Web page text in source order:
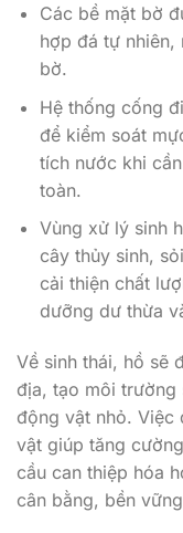
Các bề mặt bờ
hợp đá tự
bờ.
Hệ thống cống
để kiểm soát
tích nước khi
toàn.
Vùng xử lý sinh
cây thủy sinh,
cải thiện chất
dưỡng dư thừa
Về sinh thái, hồ sẽ
địa, tạo môi
động vật nhỏ. Việc
vật giúp tăng
cầu can thiệp hóa
cân bằng, bền